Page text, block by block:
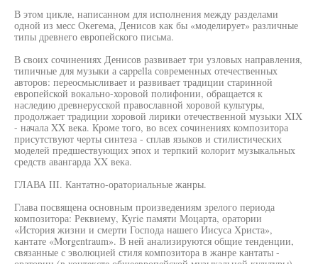
В этом цикле, написанном для исполнения между разделами
одной из месс Окегема, Денисов как бы «моделирует» различные
типы древнего европейского письма.
В своих сочинениях Денисов развивает три узловых направления,
типичные для музыки а cappella современных отечественных
авторов: переосмысливает и развивает традиции старинной
европейской вокально-хоровой полифонии, обращается к
наследию древнерусской православной хоровой культуры,
продолжает традиции хоровой лирики отечественной музыки XIX
- начала XX века. Кроме того, во всех сочинениях композитора
присутствуют черты синтеза - сплав языков и стилистических
моделей предшествующих эпох и терпкий колорит музыкальных
средств авангарда XX века.
ГЛАВА III. Кантатно-ораториальные жанры.
Глава посвящена основным произведениям зрелого периода
композитора: Реквиему, Kyrie памяти Моцарта, оратории
«История жизни и смерти Господа нашего Иисуса Христа»,
кантате «Morgentraum». В ней анализируются общие тенденции,
связанные с эволюцией стиля композитора в жанре кантаты -